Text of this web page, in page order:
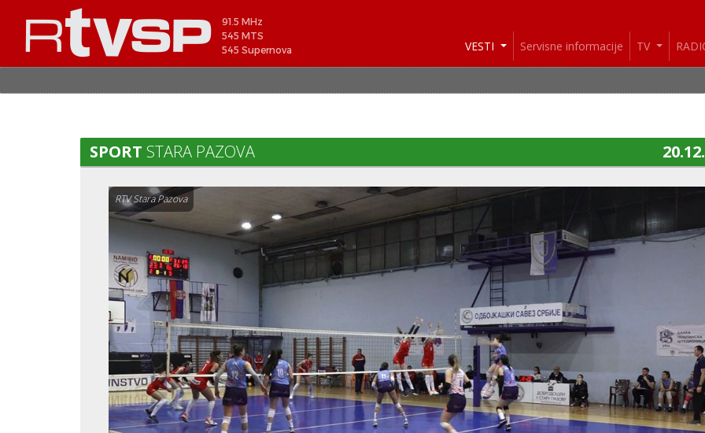
91.5 MHz
545 MTS
545 Supernova
VESTI Servisne informacije TV
SPORT STARA PAZOVA
RTV Stara Pazova